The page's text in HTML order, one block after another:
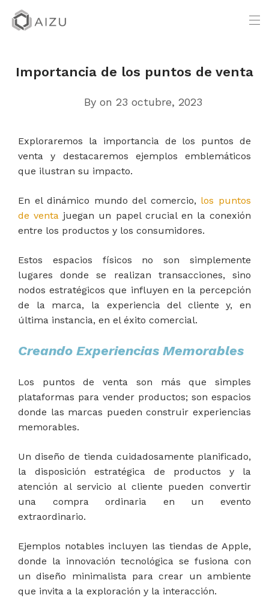
Importancia de los puntos de venta
By on 23 octubre, 2023
Exploraremos la importancia de los puntos de
venta y destacaremos ejemplos emblemáticos
que ilustran su impacto.
En el dinámico mundo del comercio, los puntos
de venta juegan un papel crucial en la conexión
entre los productos y los consumidores.
Estos espacios físicos no son simplemente
lugares donde se realizan transacciones, sino
nodos estratégicos que influyen en la percepción
de la marca, la experiencia del cliente y, en
última instancia, en el éxito comercial.
Creando Experiencias Memorables
Los puntos de venta son más que simples
plataformas para vender productos; son espacios
donde las marcas pueden construir experiencias
memorables.
Un diseño de tienda cuidadosamente planificado,
la disposición estratégica de productos y la
atención al servicio al cliente pueden convertir
una compra ordinaria en un evento
extraordinario.
Ejemplos notables incluyen las tiendas de Apple,
donde la innovación tecnológica se fusiona con
un diseño minimalista para crear un ambiente
que invita a la exploración y la interacción.